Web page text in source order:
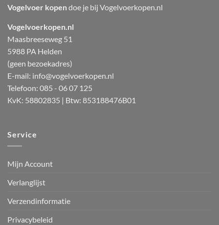
Vogelvoer kopendoe je bij Vogelvoerkopen.nl
Vogelvoerkopen.nl
Maasbreeseweg 51
5988 PA Helden
(geen bezoekadres)
E-mail: info@vogelvoerkopen.nl
Telefoon: 085 - 06 07 125
KvK: 58802835 | Btw: 853188476B01
Service
Mijn Account
Verlanglijst
Verzendinformatie
Privacybeleid